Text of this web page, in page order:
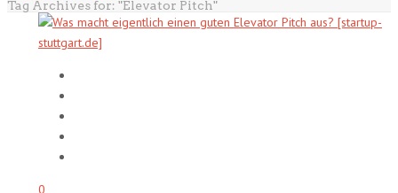
Tag Archives for: "Elevator Pitch"
0